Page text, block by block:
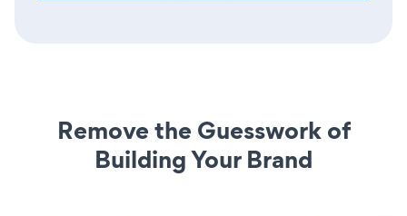
Remove the Guesswork of
Building Your Brand